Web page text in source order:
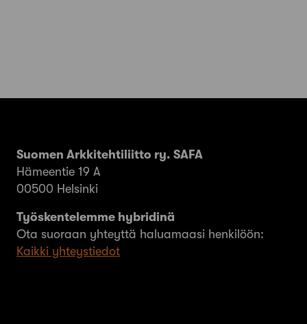
Suomen Arkkitehtiliitto ry. SAFA
Hämeentie 19 A
00500 Helsinki
Työskentelemme hybridinä
Ota suoraan yhteyttä haluamaasi henkilöön:
Kaikki yhteystiedot